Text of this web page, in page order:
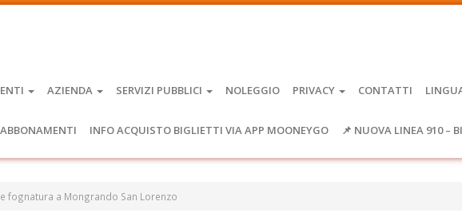
AZIENDA SERVIZI PUBBLICI NOLEGGIO PRIVACY CONTATTI
INFO ACQUISTO BIGLIETTI VIA APP MOONEYGO 📌 NUOVA LINEA 910 –
fognatura a Mongrando San Lorenzo